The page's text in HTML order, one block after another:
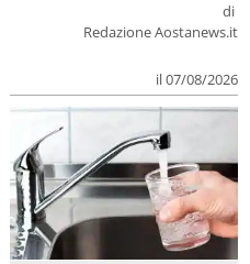
di
Redazione Aostanews.it
il 07/08/2026